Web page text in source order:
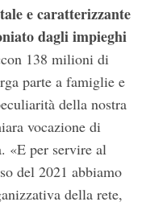
e caratterizzante
dagli impieghi
138 milioni di
parte a famiglie e
della nostra
vocazione di
«E per servire al
del 2021 abbiamo
della rete,